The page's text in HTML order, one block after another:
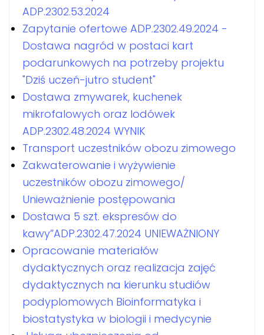
ADP.2302.53.2024
Zapytanie ofertowe ADP.2302.49.2024 -
Dostawa nagród w postaci kart
podarunkowych na potrzeby projektu
"Dziś uczeń-jutro student"
Dostawa zmywarek, kuchenek
mikrofalowych oraz lodówek
ADP.2302.48.2024 WYNIK
Transport uczestników obozu zimowego
Zakwaterowanie i wyżywienie
uczestników obozu zimowego/
Unieważnienie postępowania
Dostawa 5 szt. ekspresów do
kawy”ADP.2302.47.2024 UNIEWAŻNIONY
Opracowanie materiałów
dydaktycznych oraz realizacja zajęć
dydaktycznych na kierunku studiów
podyplomowych Bioinformatyka i
biostatystyka w biologii i medycynie